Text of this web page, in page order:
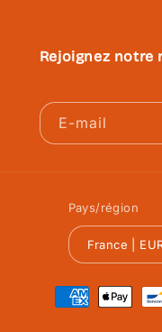
Rejoignez notre
E-mail
Pays/région
Moyens